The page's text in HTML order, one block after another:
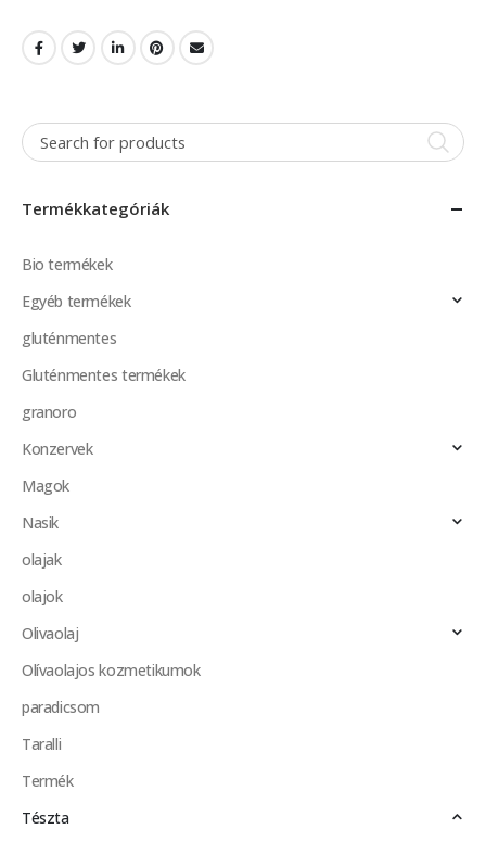
Termékkategóriák
Bio termékek
Egyéb termékek
gluténmentes
Gluténmentes termékek
granoro
Konzervek
Magok
Nasik
olajak
olajok
Olivaolaj
Olívaolajos kozmetikumok
paradicsom
Taralli
Termék
Tészta